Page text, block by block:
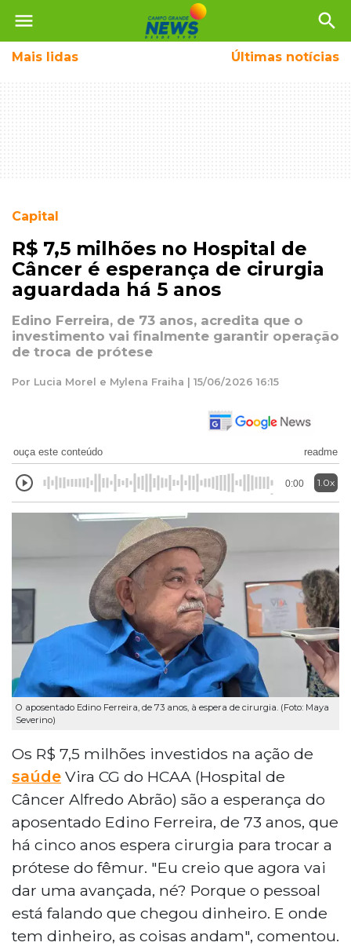
menu search
Mais lidas Últimas notícias
Capital
R$ 7,5 milhões no Hospital de
Câncer é esperança de cirurgia
aguardada há 5 anos
Edino Ferreira, de 73 anos, acredita que o
investimento vai finalmente garantir operação
de troca de prótese
Por Lucia Morel e Mylena Fraiha | 15/06/2026 16:15
ouça este conteúdo readme
0:00 1.0x
O aposentado Edino Ferreira, de 73 anos, à espera de cirurgia. (Foto: Maya
Severino)
Os R$ 7,5 milhões investidos na ação de
saúde Vira CG do HCAA (Hospital de
Câncer Alfredo Abrão) são a esperança do
aposentado Edino Ferreira, de 73 anos, que
há cinco anos espera cirurgia para trocar a
prótese do fêmur. "Eu creio que agora vai
dar uma avançada, né? Porque o pessoal
está falando que chegou dinheiro. E onde
tem dinheiro, as coisas andam", comentou.